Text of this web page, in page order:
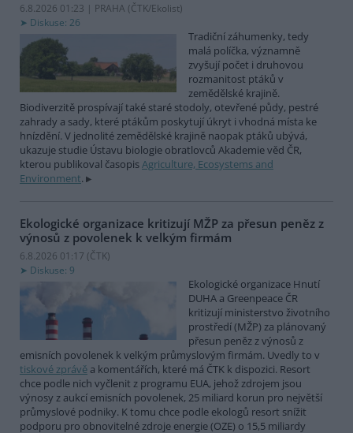
6.8.2026 01:23 | PRAHA (ČTK/Ekolist)
Diskuse: 26
Tradiční záhumenky, tedy
malá políčka, významně
zvyšují počet i druhovou
rozmanitost ptáků v
zemědělské krajině.
Biodiverzitě prospívají také staré stodoly, otevřené půdy, pestré
zahrady a sady, které ptákům poskytují úkryt i vhodná místa ke
hnízdění. V jednolité zemědělské krajině naopak ptáků ubývá,
ukazuje studie Ústavu biologie obratlovců Akademie věd ČR,
kterou publikoval časopisAgriculture, Ecosystems and
Environment.
Ekologické organizace kritizují MŽP za přesun peněz z
výnosů z povolenek k velkým firmám
6.8.2026 01:17 (ČTK)
Diskuse: 9
Ekologické organizace Hnutí
DUHA a Greenpeace ČR
kritizují ministerstvo životního
prostředí (MŽP) za plánovaný
přesun peněz z výnosů z
emisních povolenek k velkým průmyslovým firmám. Uvedly to v
tiskové zprávě a komentářích, které má ČTK k dispozici. Resort
chce podle nich vyčlenit z programu EUA, jehož zdrojem jsou
výnosy z aukcí emisních povolenek, 25 miliard korun pro největší
průmyslové podniky. K tomu chce podle ekologů resort snížit
podporu pro obnovitelné zdroje energie (OZE) o 15,5 miliardy